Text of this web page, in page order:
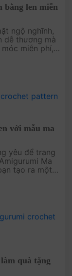
bằng len miễn
ngộ nghĩnh,
dễ thương mà
miễn phí,
với mẫu ma
yêu để trang
Ma
tạo ra một
c....
quà tặng